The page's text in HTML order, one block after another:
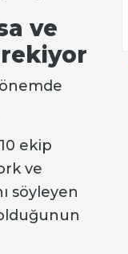
ve
ekip
ve
söyleyen